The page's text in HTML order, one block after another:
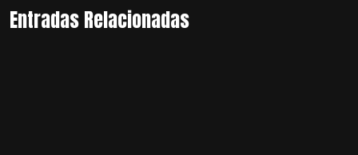
Entradas Relacionadas